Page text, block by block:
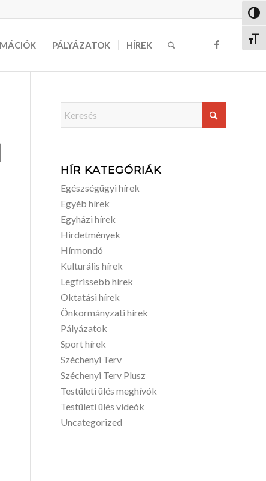
PÁLYÁZATOK HÍREK
HÍR KATEGÓRIÁK
Egészségügyi hírek
Egyéb hírek
Egyházi hírek
Hirdetmények
Hírmondó
Kulturális hírek
Legfrissebb hírek
Oktatási hírek
Önkormányzati hírek
Pályázatok
Sport hírek
Széchenyi Terv
Széchenyi Terv Plusz
Testületi ülés meghívók
Testületi ülés videók
Uncategorized